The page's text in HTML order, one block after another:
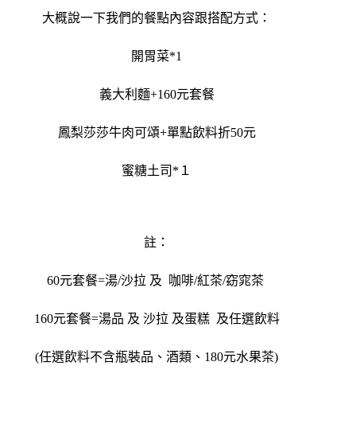
大概說一下我們的餐點內容跟搭配方式：
開胃菜*1
義大利麵+160元套餐
鳳梨莎莎牛肉可頌+單點飲料折50元
蜜糖土司*１
註：
60元套餐=湯/沙拉 及 咖啡/紅茶/窈窕茶
160元套餐=湯品 及 沙拉 及蛋糕 及任選飲料
(任選飲料不含瓶裝品、酒類、180元水果茶)